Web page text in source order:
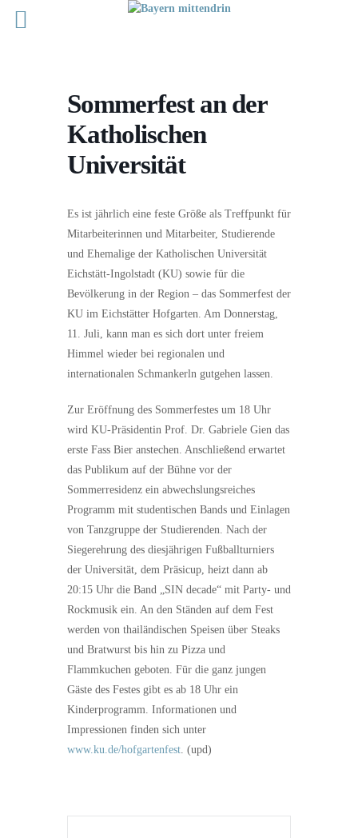
Sommerfest an der
Katholischen
Universität
Es ist jährlich eine feste Größe als Treffpunkt für
Mitarbeiterinnen und Mitarbeiter, Studierende
und Ehemalige der Katholischen Universität
Eichstätt-Ingolstadt (KU) sowie für die
Bevölkerung in der Region – das Sommerfest der
KU im Eichstätter Hofgarten. Am Donnerstag,
11. Juli, kann man es sich dort unter freiem
Himmel wieder bei regionalen und
internationalen Schmankerln gutgehen lassen.
Zur Eröffnung des Sommerfestes um 18 Uhr
wird KU-Präsidentin Prof. Dr. Gabriele Gien das
erste Fass Bier anstechen. Anschließend erwartet
das Publikum auf der Bühne vor der
Sommerresidenz ein abwechslungsreiches
Programm mit studentischen Bands und Einlagen
von Tanzgruppe der Studierenden. Nach der
Siegerehrung des diesjährigen Fußballturniers
der Universität, dem Präsicup, heizt dann ab
20:15 Uhr die Band „SIN decade“ mit Party- und
Rockmusik ein. An den Ständen auf dem Fest
werden von thailändischen Speisen über Steaks
und Bratwurst bis hin zu Pizza und
Flammkuchen geboten. Für die ganz jungen
Gäste des Festes gibt es ab 18 Uhr ein
Kinderprogramm. Informationen und
Impressionen finden sich unter
www.ku.de/hofgartenfest. (upd)